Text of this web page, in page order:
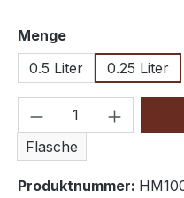
Mengeauswählen
0.5 Liter
0.25 Liter
Produkt
Flasche
Produktnummer: